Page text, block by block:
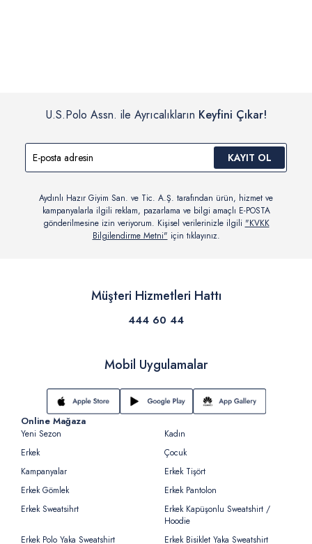
U.S.Polo Assn. ile Ayrıcalıkların Keyfini Çıkar!
KAYIT OL
Aydınlı Hazır Giyim San. ve Tic. A.Ş. tarafından ürün, hizmet ve
kampanyalarla ilgili reklam, pazarlama ve bilgi amaçlı E-POSTA
gönderilmesine izin veriyorum. Kişisel verilerinizle ilgili "KVKK
Bilgilendirme Metni" için tıklayınız.
Müşteri Hizmetleri Hattı
444 60 44
Mobil Uygulamalar
Online Mağaza
Yeni Sezon
Kadın
Erkek
Çocuk
Kampanyalar
Erkek Tişört
Erkek Gömlek
Erkek Pantolon
Erkek Sweatsihrt
Erkek Kapüşonlu Sweatshirt /
Hoodie
Erkek Polo Yaka Sweatshirt
Erkek Bisiklet Yaka Sweatshirt